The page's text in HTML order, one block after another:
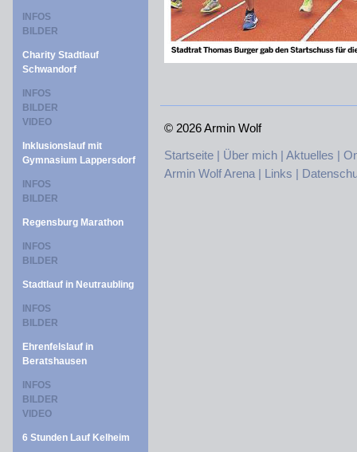
INFOS
BILDER
Charity Stadtlauf
Schwandorf
INFOS
BILDER
VIDEO
Inklusionslauf mit
Gymnasium Lappersdorf
INFOS
BILDER
Regensburg Marathon
INFOS
BILDER
Stadtlauf in Neutraubling
INFOS
BILDER
Ehrenfelslauf in
Beratshausen
INFOS
BILDER
VIDEO
6 Stunden Lauf Kelheim
© 2026 Armin Wolf
Startseite | Über mich | Aktuelles |
Armin Wolf Arena | Links |